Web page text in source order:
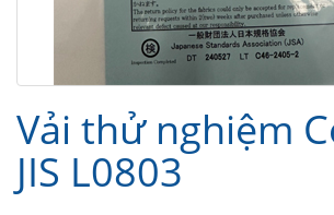
Vải thử nghiệm
JIS L0803